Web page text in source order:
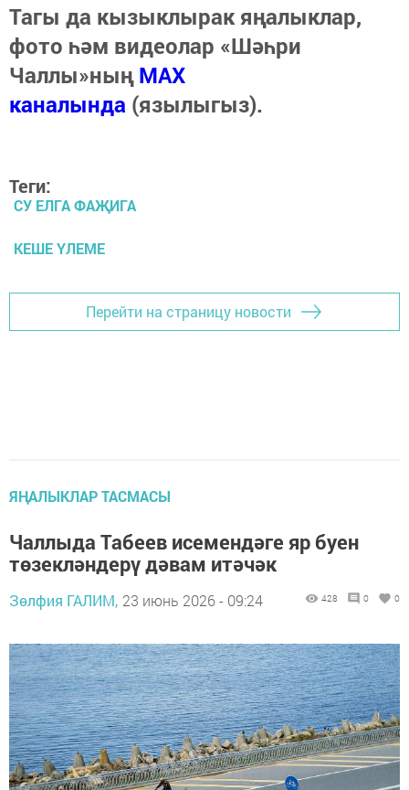
Тагы да кызыклырак яңалыклар,
фото һәм видеолар «Шәһри
Чаллы»ныңMAX
каналында (язылыгыз).
Теги:
СУ ЕЛГА ФАҖИГА
КЕШЕ ҮЛЕМЕ
Перейти на страницу новости
ЯҢАЛЫКЛАР ТАСМАСЫ
Чаллыда Табеев исемендәге яр буен
төзекләндерү дәвам итәчәк
Зөлфия ГАЛИМ, 23 июнь 2026 - 09:24 428 0 0